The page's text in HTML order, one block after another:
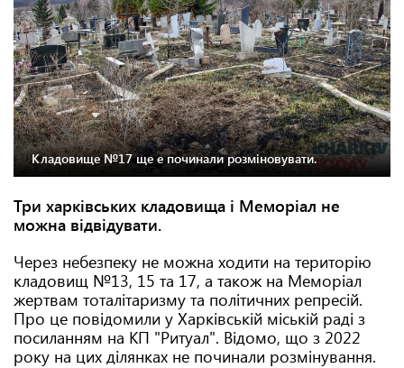
Кладовище №17 ще е починали розміновувати.
Три харківських кладовища і Меморіал не
можна відвідувати.
Через небезпеку не можна ходити на територію
кладовищ №13, 15 та 17, а також на Меморіал
жертвам тоталітаризму та політичних репресій.
Про це повідомили у Харківській міській раді з
посиланням на КП "Ритуал". Відомо, що з 2022
року на цих ділянках не починали розмінування.